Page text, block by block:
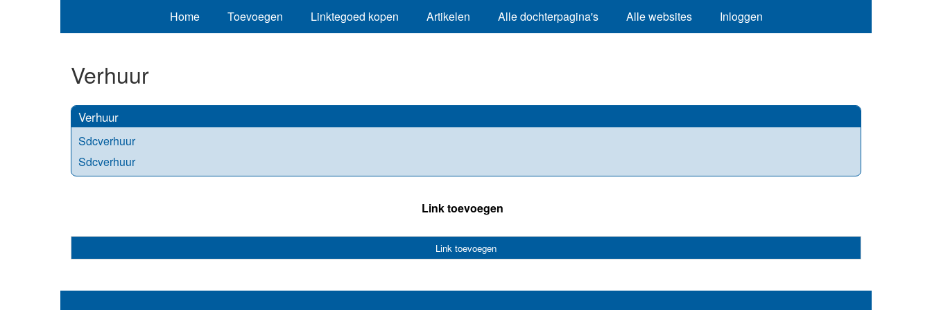
Home Toevoegen Linktegoed kopen Artikelen Alle dochterpagina's Alle websites Inloggen
Verhuur
Verhuur
Sdcverhuur
Sdcverhuur
Link toevoegen
Link toevoegen